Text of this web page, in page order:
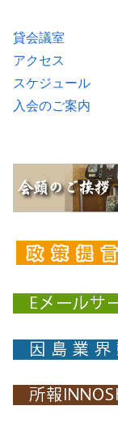
貸会議室
アクセス
スケジュール
入会のご案内